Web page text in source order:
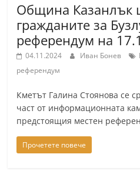
Община Казанлък
гражданите за
референдум на
04.11.2024 Иван Бонев
референдум
Кметът Галина Стоянова се
част от информационната
предстоящия местен
Прочетете повече